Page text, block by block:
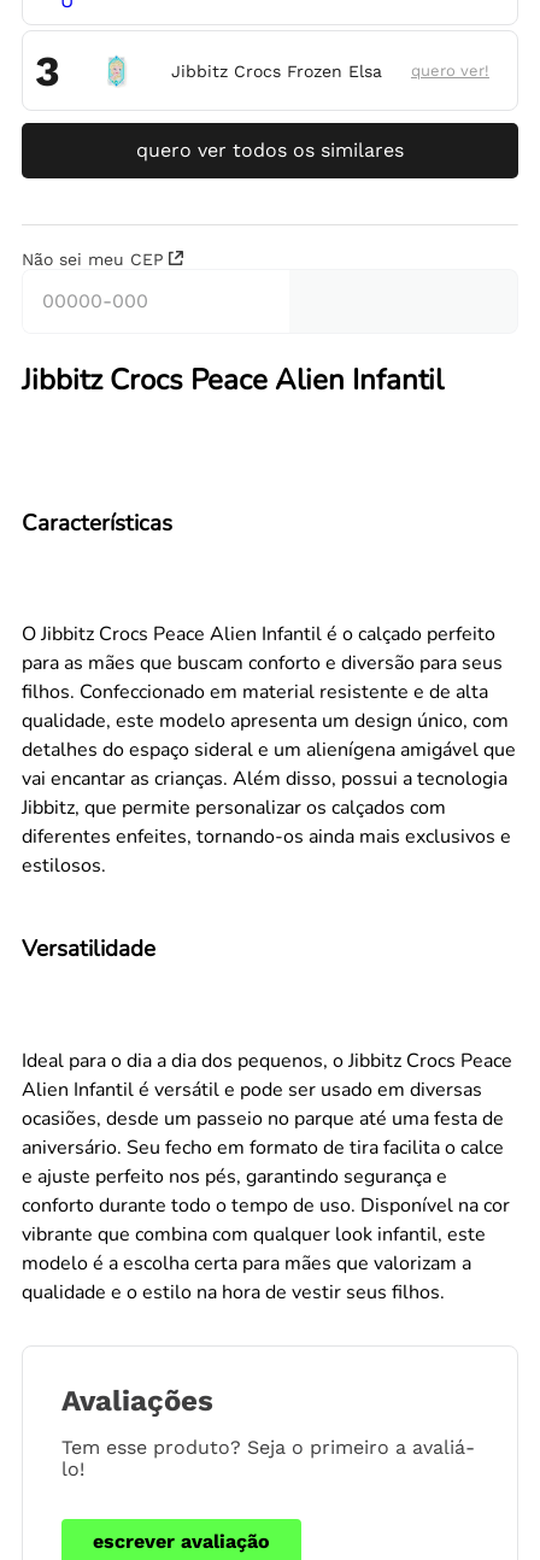
3 Jibbitz Crocs Frozen Elsa quero ver!
quero ver todos os similares
Não sei meu CEP
Jibbitz Crocs Peace Alien Infantil
Características
O Jibbitz Crocs Peace Alien Infantil é o calçado perfeito
para as mães que buscam conforto e diversão para seus
filhos. Confeccionado em material resistente e de alta
qualidade, este modelo apresenta um design único, com
detalhes do espaço sideral e um alienígena amigável que
vai encantar as crianças. Além disso, possui a tecnologia
Jibbitz, que permite personalizar os calçados com
diferentes enfeites, tornando-os ainda mais exclusivos e
estilosos.
Versatilidade
Ideal para o dia a dia dos pequenos, o Jibbitz Crocs Peace
Alien Infantil é versátil e pode ser usado em diversas
ocasiões, desde um passeio no parque até uma festa de
aniversário. Seu fecho em formato de tira facilita o calce
e ajuste perfeito nos pés, garantindo segurança e
conforto durante todo o tempo de uso. Disponível na cor
vibrante que combina com qualquer look infantil, este
modelo é a escolha certa para mães que valorizam a
qualidade e o estilo na hora de vestir seus filhos.
Avaliações
Tem esse produto? Seja o primeiro a avaliá-
lo!
escrever avaliação